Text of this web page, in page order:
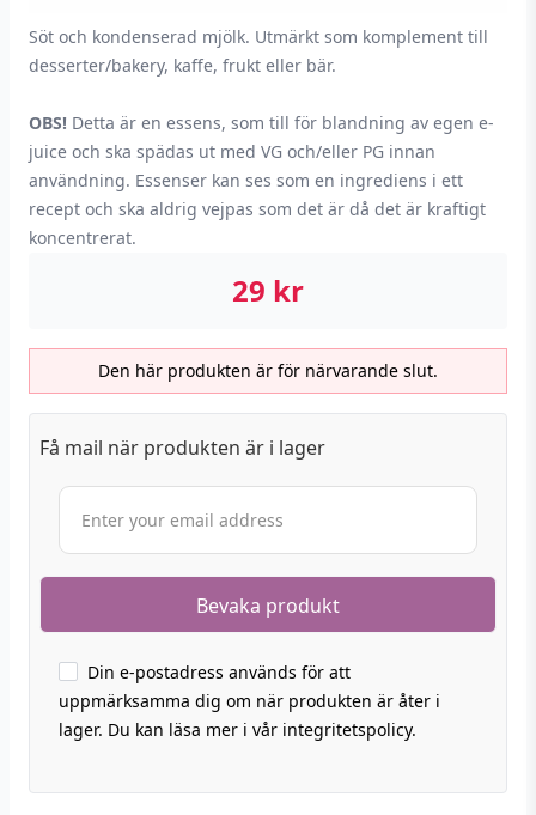
Söt och kondenserad mjölk. Utmärkt som komplement till
desserter/bakery, kaffe, frukt eller bär.
OBS! Detta är en essens, som till för blandning av egen e-
juice och ska spädas ut med VG och/eller PG innan
användning. Essenser kan ses som en ingrediens i ett
recept och ska aldrig vejpas som det är då det är kraftigt
koncentrerat.
29 kr
Den här produkten är för närvarande slut.
Få mail när produkten är i lager
Din e-postadress används för att
uppmärksamma dig om när produkten är åter i
lager. Du kan läsa mer i vår integritetspolicy.